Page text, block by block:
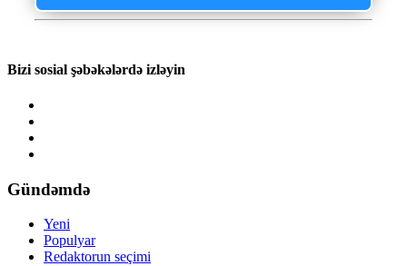
Bizi sosial şəbəkələrdə izləyin
Gündəmdə
Yeni
Populyar
Redaktorun seçimi